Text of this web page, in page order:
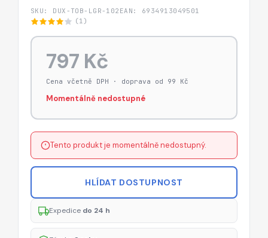
SKU: DUX-TOB-LGR-102 EAN: 6934913049501
(1)
797 Kč
Cena včetně DPH · doprava od 99 Kč
Momentálně nedostupné
Tento produkt je momentálně nedostupný.
HLÍDAT DOSTUPNOST
Expedice do 24 h